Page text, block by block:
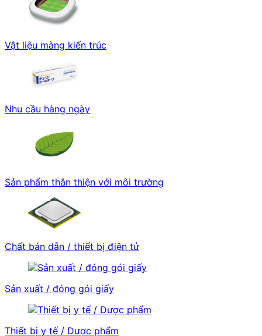
Vật liệu màng kiến trúc
Nhu cầu hàng ngày
Sản phẩm thân thiện với môi trường
Chất bán dẫn / thiết bị điện tử
Sản xuất / đóng gói giấy
Thiết bị y tế / Dược phẩm